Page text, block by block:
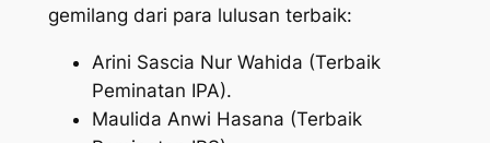
gemilang dari para lulusan terbaik:
​Arini Sascia Nur Wahida (Terbaik
Peminatan IPA).
​Maulida Anwi Hasana (Terbaik